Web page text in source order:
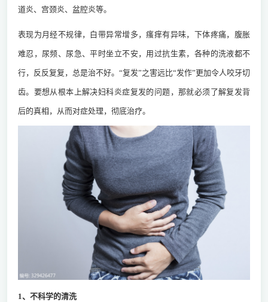
道炎、宫颈炎、盆腔炎等。
表现为月经不规律，白带异常增多，瘙痒有异味，下体疼痛，腹胀
难忍，尿频、尿急、平时坐立不安，用过抗生素，各种的洗液都不
行，反反复复，总是治不好。“复发”之害远比“发作”更加令人咬牙切
齿。要想从根本上解决妇科炎症复发的问题，那就必须了解复发背
后的真相，从而对症处理，彻底治疗。
1、不科学的清洗